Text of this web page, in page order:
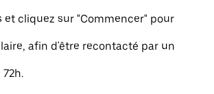
et cliquez sur "Commencer" pour
afin d'être recontacté par un